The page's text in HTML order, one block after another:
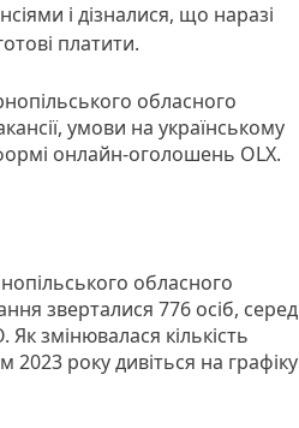
і дізналися, що наразі
платити.
обласного
умови на українському
онлайн-оголошень OLX.
обласного
зверталися 776 осіб, серед
змінювалася кількість
2023 року дивіться на графіку